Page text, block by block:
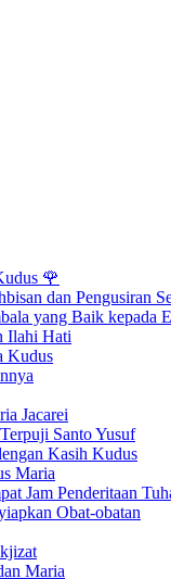
🌹
dan Pengusiran
yang Baik kepada
Ilahi Hati
Kudus
Jacarei
Santo Yusuf
Kasih Kudus
Maria
Jam Penderitaan
Obat-obatan
Maria